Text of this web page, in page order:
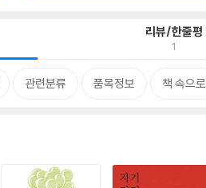
리뷰/한줄평
1
관련분류 품목정보 책 속으로